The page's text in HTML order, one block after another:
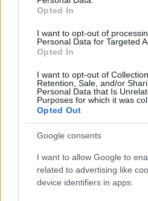
Opted In
I want to opt-out of
Personal Data for Targeted
Opted In
I want to opt-out of
Retention, Sale, and/or
Personal Data that Is
Purposes for which it was
Opted Out
Google consents
I want to allow Google to
related to advertising like
device identifiers in apps.
Tελευταίες